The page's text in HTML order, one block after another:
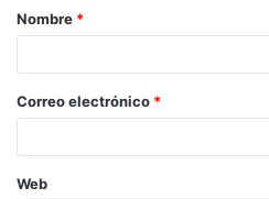
Nombre *
Correo electrónico *
Web